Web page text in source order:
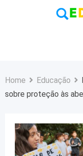
Home Educação
sobre proteção às